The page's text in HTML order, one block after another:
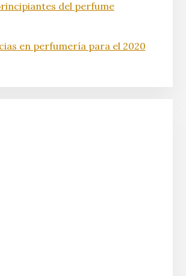
del perfume
en perfumería para el 2020